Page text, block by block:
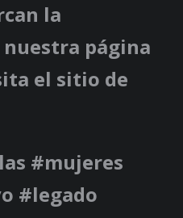
la
página
el sitio de
#mujeres
#legado